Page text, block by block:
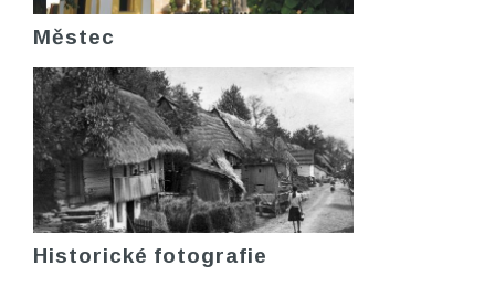
Městec
Historické fotografie